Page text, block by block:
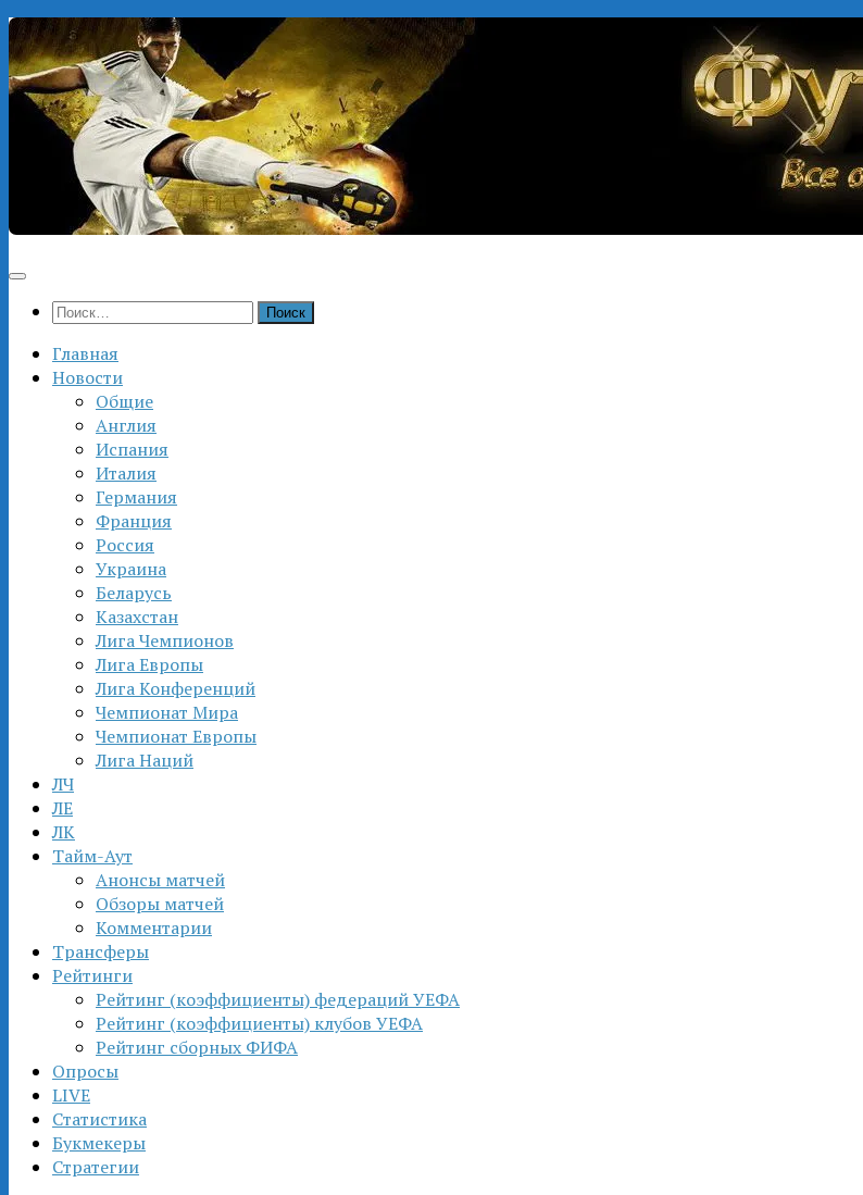
Перейти
к
содержимому
Найти:
Главная
Новости
Общие
Англия
Испания
Италия
Германия
Франция
Россия
Украина
Беларусь
Казахстан
Лига Чемпионов
Лига Европы
Лига Конференций
Чемпионат Мира
Чемпионат Европы
Лига Наций
ЛЧ
ЛЕ
ЛК
Тайм-Аут
Анонсы матчей
Обзоры матчей
Комментарии
Трансферы
Рейтинги
Рейтинг (коэффициенты) федераций УЕФА
Рейтинг (коэффициенты) клубов УЕФА
Рейтинг сборных ФИФА
Опросы
LIVE
Статистика
Букмекеры
Стратегии